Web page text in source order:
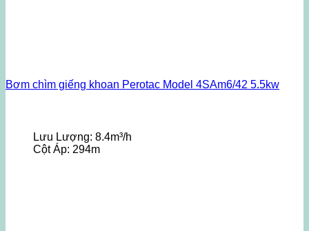
Bơm chìm giếng khoan Perotac Model 4SAm6/42 5.5kw
Lưu Lượng: 8.4m³/h
Cột Áp: 294m